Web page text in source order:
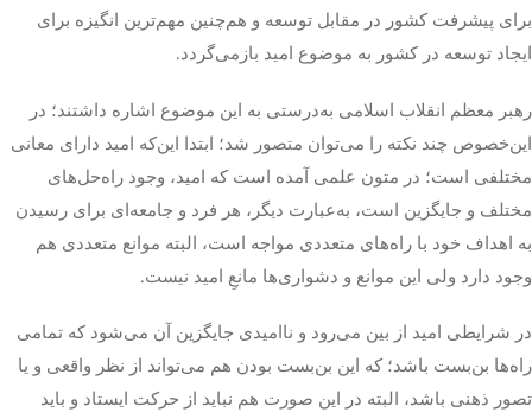
برای پیشرفت کشور در مقابل توسعه و هم‌چنین مهم‌ترین انگیزه برای
ایجاد توسعه در کشور به موضوع امید بازمی‌گردد.
رهبر معظم انقلاب اسلامی به‌درستی به این موضوع اشاره داشتند؛ در
این‌خصوص چند نکته را می‌توان متصور شد؛ ابتدا این‌که امید دارای معانی
مختلفی است؛ در متون علمی آمده است که امید، وجود راه‌حل‌های
مختلف و جایگزین است، به‌عبارت دیگر، هر فرد و جامعه‌ای برای رسیدن
به اهداف خود با راه‌های متعددی مواجه است، البته موانع متعددی هم
وجود دارد ولی این موانع و دشواری‌ها مانعِ امید نیست.
در شرایطی امید از بین می‌رود و ناامیدی جایگزین آن می‌شود که تمامی
راه‌ها بن‌بست باشد؛ که این بن‌بست بودن هم می‌تواند از نظر واقعی و یا
تصور ذهنی باشد، البته در این صورت هم نباید از حرکت ایستاد و باید